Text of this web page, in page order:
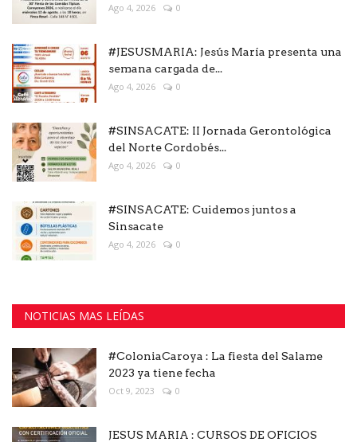
Ago 4, 2026 0
#JESUSMARIA: Jesús María presenta una
semana cargada de...
Ago 4, 2026 0
#SINSACATE: II Jornada Gerontológica
del Norte Cordobés...
Ago 4, 2026 0
#SINSACATE: Cuidemos juntos a
Sinsacate
Ago 4, 2026 0
NOTICIAS MAS LEÍDAS
#ColoniaCaroya : La fiesta del Salame
2023 ya tiene fecha
Oct 9, 2023 0
JESUS MARIA : CURSOS DE OFICIOS